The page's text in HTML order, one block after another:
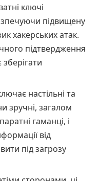
ключі
підвищену
хакерських атак.
підтвердження
настільні та
зручні, загалом
гаманці, і
від
під загрозу